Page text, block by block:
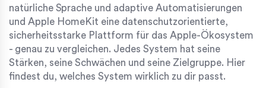
natürliche Sprache und adaptive Automatisierungen
und Apple HomeKit eine datenschutzorientierte,
sicherheitsstarke Plattform für das Apple-Ökosystem
- genau zu vergleichen. Jedes System hat seine
Stärken, seine Schwächen und seine Zielgruppe. Hier
findest du, welches System wirklich zu dir passt.